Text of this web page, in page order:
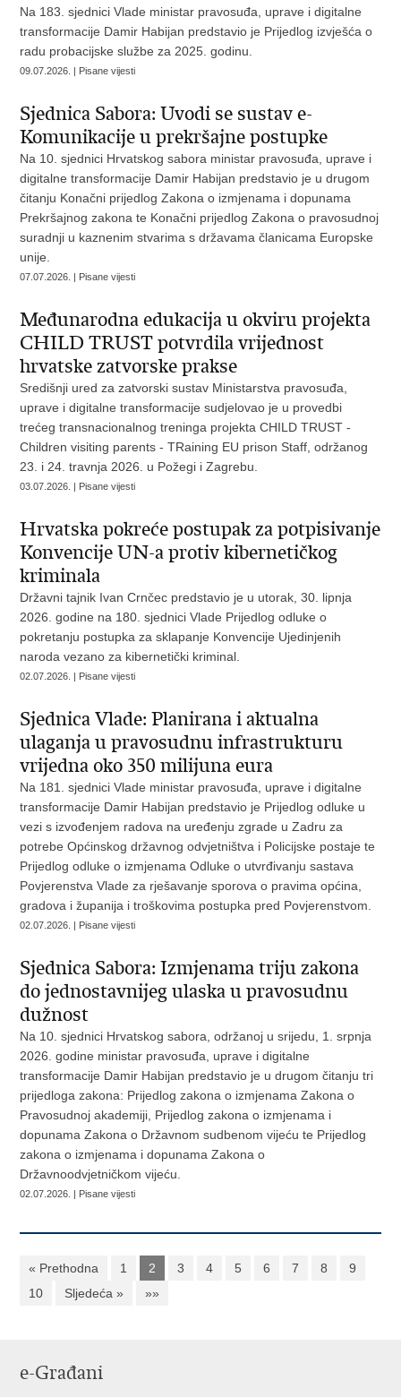
Na 183. sjednici Vlade ministar pravosuđa, uprave i digitalne
transformacije Damir Habijan predstavio je Prijedlog izvješća o
radu probacijske službe za 2025. godinu.
09.07.2026. | Pisane vijesti
Sjednica Sabora: Uvodi se sustav e-
Komunikacije u prekršajne postupke
Na 10. sjednici Hrvatskog sabora ministar pravosuđa, uprave i
digitalne transformacije Damir Habijan predstavio je u drugom
čitanju Konačni prijedlog Zakona o izmjenama i dopunama
Prekršajnog zakona te Konačni prijedlog Zakona o pravosudnoj
suradnji u kaznenim stvarima s državama članicama Europske
unije.
07.07.2026. | Pisane vijesti
Međunarodna edukacija u okviru projekta
CHILD TRUST potvrdila vrijednost
hrvatske zatvorske prakse
Središnji ured za zatvorski sustav Ministarstva pravosuđa,
uprave i digitalne transformacije sudjelovao je u provedbi
trećeg transnacionalnog treninga projekta CHILD TRUST -
Children visiting parents - TRaining EU prison Staff, održanog
23. i 24. travnja 2026. u Požegi i Zagrebu.
03.07.2026. | Pisane vijesti
Hrvatska pokreće postupak za potpisivanje
Konvencije UN-a protiv kibernetičkog
kriminala
Državni tajnik Ivan Crnčec predstavio je u utorak, 30. lipnja
2026. godine na 180. sjednici Vlade Prijedlog odluke o
pokretanju postupka za sklapanje Konvencije Ujedinjenih
naroda vezano za kibernetički kriminal.
02.07.2026. | Pisane vijesti
Sjednica Vlade: Planirana i aktualna
ulaganja u pravosudnu infrastrukturu
vrijedna oko 350 milijuna eura
Na 181. sjednici Vlade ministar pravosuđa, uprave i digitalne
transformacije Damir Habijan predstavio je Prijedlog odluke u
vezi s izvođenjem radova na uređenju zgrade u Zadru za
potrebe Općinskog državnog odvjetništva i Policijske postaje te
Prijedlog odluke o izmjenama Odluke o utvrđivanju sastava
Povjerenstva Vlade za rješavanje sporova o pravima općina,
gradova i županija i troškovima postupka pred Povjerenstvom.
02.07.2026. | Pisane vijesti
Sjednica Sabora: Izmjenama triju zakona
do jednostavnijeg ulaska u pravosudnu
dužnost
Na 10. sjednici Hrvatskog sabora, održanoj u srijedu, 1. srpnja
2026. godine ministar pravosuđa, uprave i digitalne
transformacije Damir Habijan predstavio je u drugom čitanju tri
prijedloga zakona: Prijedlog zakona o izmjenama Zakona o
Pravosudnoj akademiji, Prijedlog zakona o izmjenama i
dopunama Zakona o Državnom sudbenom vijeću te Prijedlog
zakona o izmjenama i dopunama Zakona o
Državnoodvjetničkom vijeću.
02.07.2026. | Pisane vijesti
« Prethodna 1 2 3 4 5 6 7 8
9
10
Sljedeća » »»
e-Građani